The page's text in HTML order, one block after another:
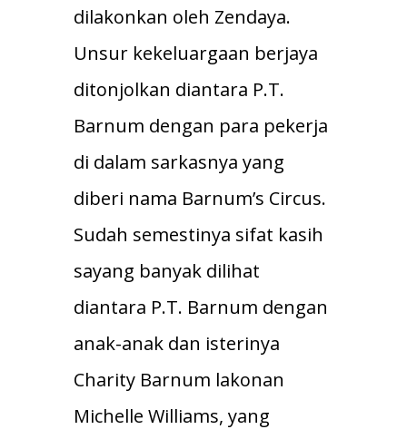
dilakonkan oleh Zendaya.
Unsur kekeluargaan berjaya
ditonjolkan diantara P.T.
Barnum dengan para pekerja
di dalam sarkasnya yang
diberi nama Barnum’s Circus.
Sudah semestinya sifat kasih
sayang banyak dilihat
diantara P.T. Barnum dengan
anak-anak dan isterinya
Charity Barnum lakonan
Michelle Williams, yang